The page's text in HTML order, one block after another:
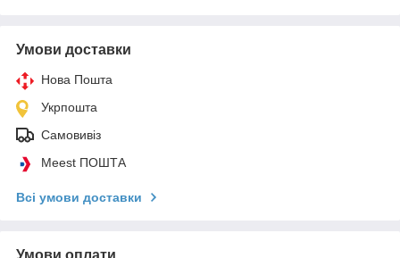
Умови доставки
Нова Пошта
Укрпошта
Самовивіз
Meest ПОШТА
Всі умови доставки
Умови оплати